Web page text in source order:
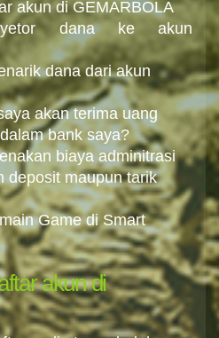
akun di GEMARBOLA
dana ke akun
dana dari akun
akan terima uang
bank saya?
biaya adminitrasi
deposit maupun tarik
Game di Smart
akun di